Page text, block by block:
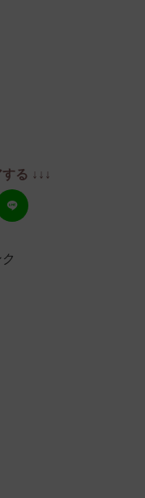
る ↓↓↓